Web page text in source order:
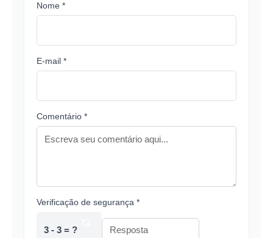
Nome *
E-mail *
Comentário *
Verificação de segurança *
3 - 3 = ?